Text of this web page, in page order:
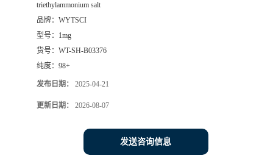
triethylammonium salt
品牌： WYTSCI
型号： 1mg
货号： WT-SH-B03376
纯度： 98+
发布日期： 2025-04-21
更新日期： 2026-08-07
发送咨询信息